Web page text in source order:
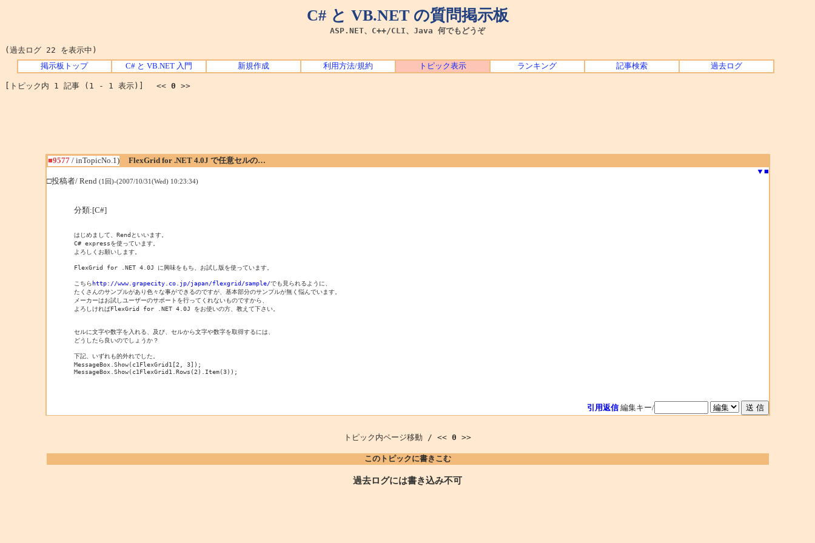
C# と VB.NET の質問掲示板
ASP.NET、C++/CLI、Java 何でもどうぞ
(過去ログ 22 を表示中)
掲示板トップ C# と VB.NET 入門 新規作成 利用方法/規約 トピック表示 ランキング 記事検索 過去ログ
[トピック内 1 記事 (1 - 1 表示)] << 0 >>
■9577/ inTopicNo.1)
FlexGrid for .NET 4.0J で任意セルの…
▼ ■
□投稿者/ Rend (1回)-(2007/10/31(Wed) 10:23:34)
分類:[C#]
はじめまして、Rendといいます。
C# expressを使っています。
よろしくお願いします。
FlexGrid for .NET 4.0J に興味をもち、お試し版を使っています。
こちらhttp://www.grapecity.co.jp/japan/flexgrid/sample/でも見られるように、
たくさんのサンプルがあり色々な事ができるのですが、基本部分のサンプルが無く悩んでいます。
メーカーはお試しユーザーのサポートを行ってくれないものですから、
よろしければFlexGrid for .NET 4.0J をお使いの方、教えて下さい。
セルに文字や数字を入れる、及び、セルから文字や数字を取得するには、
どうしたら良いのでしょうか？
下記、いずれも的外れでした。
MessageBox.Show(c1FlexGrid1[2, 3]);
MessageBox.Show(c1FlexGrid1.Rows(2).Item(3));
引用返信 編集キー/
トピック内ページ移動 / << 0 >>
このトピックに書きこむ
過去ログには書き込み不可